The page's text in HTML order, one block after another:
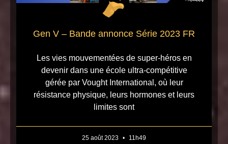
Gen V – Bande annonce Série 2023 FR
Les vies mouvementées de super-héros en
devenir dans une école ultra-compétitive
gérée par Vought International, où leur
résistance physique, leurs hormones et leurs
limites sont
25 août 2023 11h49